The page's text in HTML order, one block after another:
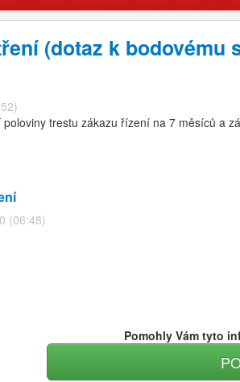
(dotaz k bodovému
trestu zákazu řízení na 7 měsíců a
(06:48)
Pomohly Vám tyto